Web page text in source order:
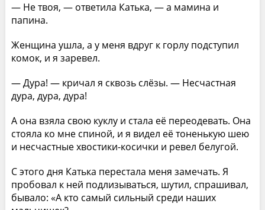
— Не твоя, — ответила Катька, — а мамина и
папина.
Женщина ушла, а у меня вдруг к горлу подступил
комок, и я заревел.
— Дура! — кричал я сквозь слёзы. — Несчастная
дура, дура, дура!
А она взяла свою куклу и стала её переодевать. Она
стояла ко мне спиной, и я видел её тоненькую шею
и несчастные хвостики-косички и ревел белугой.
С этого дня Катька перестала меня замечать. Я
пробовал к ней подлизываться, шутил, спрашивал,
бывало: «А кто самый сильный среди наших